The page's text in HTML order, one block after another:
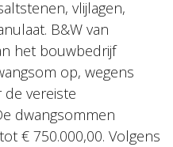
vlijlagen,
B&W van
het bouwbedrijf
op, wegens
vereiste
dwangsommen
€ 750.000,00. Volgens